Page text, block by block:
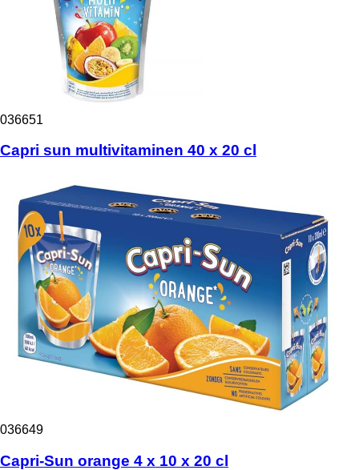
036651
Capri sun multivitaminen 40 x 20 cl
036649
Capri-Sun orange 4 x 10 x 20 cl